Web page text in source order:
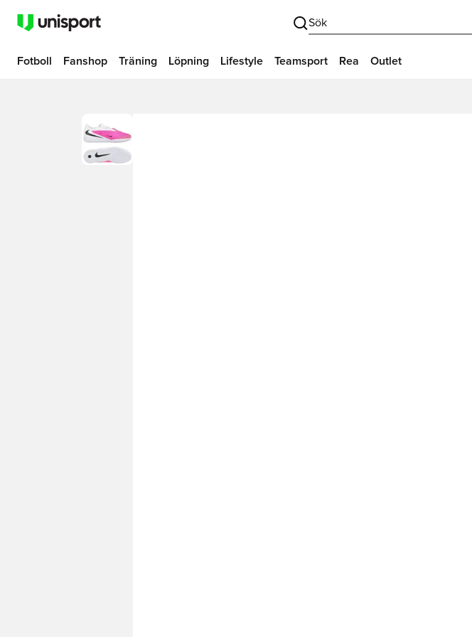
Sök
Fotboll Fanshop Träning Löpning Lifestyle Teamsport Rea Outlet